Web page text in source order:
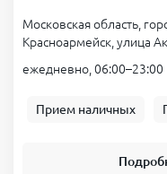
Московская область,
Красноармейск, улица
ежедневно, 06:00–23:00
Прием наличных